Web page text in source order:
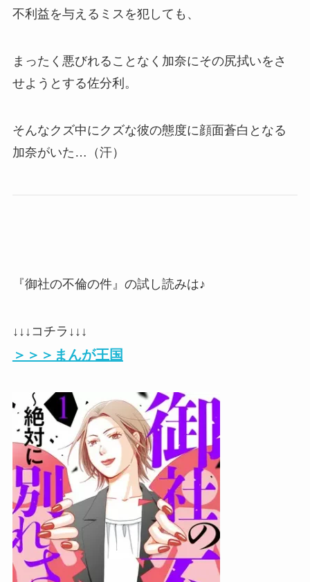
不利益を与えるミスを犯しても、
まったく悪びれることなく加奈にその尻拭いをさ
せようとする佐分利。
そんなクズ中にクズな彼の態度に顔面蒼白となる
加奈がいた…（汗）
『御社の不倫の件』の試し読みは♪
↓↓↓コチラ↓↓↓
＞＞＞まんが王国